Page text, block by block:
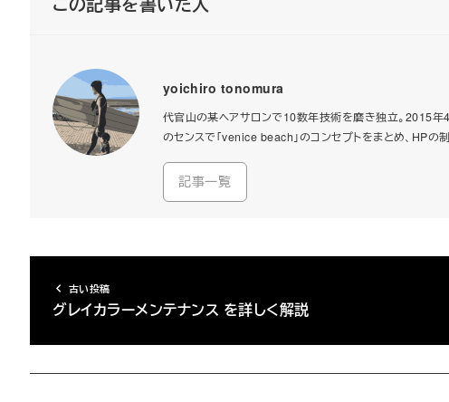
yoichiro tonomura
代官山の某ヘアサロンで10数年技術を磨き独立。2015年
のセンスで「venice beach」のコンセプトをまとめ、HP
記事一覧
古い投稿
グレイカラーメンテナンス を詳しく解説